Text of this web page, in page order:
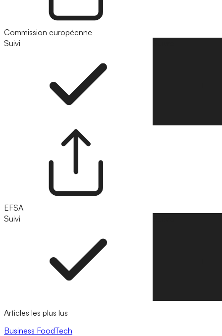
Commission européenne
Suivi
EFSA
Suivi
Articles les plus lus
Business FoodTech